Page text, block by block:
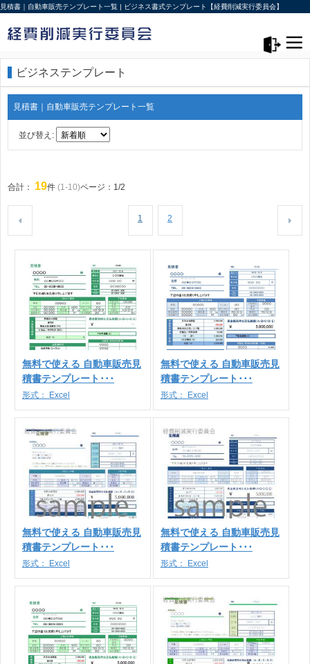
見積書｜自動車販売テンプレート一覧 | ビジネス書式テンプレート【経費削減実行委員会】
ビジネステンプレート
見積書｜自動車販売テンプレート一覧
並び替え:
合計： 19件 (1-10)ページ：1/2
1 2
無料で使える 自動車販売見
積書テンプレート･･･
形式： Excel
無料で使える 自動車販売見
積書テンプレート･･･
形式： Excel
無料で使える 自動車販売見
積書テンプレート･･･
形式： Excel
無料で使える 自動車販売見
積書テンプレート･･･
形式： Excel